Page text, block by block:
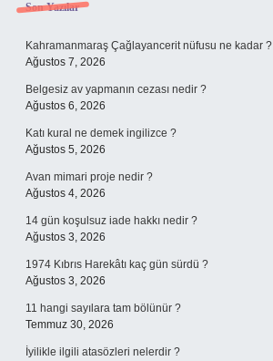
Sidebar
Son Yazılar
Kahramanmaraş Çağlayancerit nüfusu ne kadar ?
Ağustos 7, 2026
Belgesiz av yapmanın cezası nedir ?
Ağustos 6, 2026
Katı kural ne demek ingilizce ?
Ağustos 5, 2026
Avan mimari proje nedir ?
Ağustos 4, 2026
14 gün koşulsuz iade hakkı nedir ?
Ağustos 3, 2026
1974 Kıbrıs Harekâtı kaç gün sürdü ?
Ağustos 3, 2026
11 hangi sayılara tam bölünür ?
Temmuz 30, 2026
İyilikle ilgili atasözleri nelerdir ?